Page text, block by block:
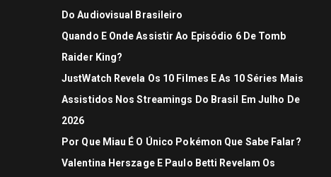
Do Audiovisual Brasileiro
Quando E Onde Assistir Ao Episódio 6 De Tomb
Raider King?
JustWatch Revela Os 10 Filmes E As 10 Séries Mais
Assistidos Nos Streamings Do Brasil Em Julho De
2026
Por Que Miau É O Único Pokémon Que Sabe Falar?
Valentina Herszage E Paulo Betti Revelam Os